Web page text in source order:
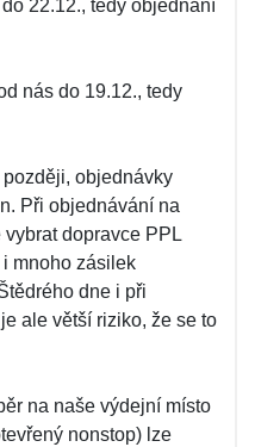
22.12., tedy objednání
nás do 19.12., tedy
objednávky
Při objednávání na
dopravce PPL
mnoho zásilek
dne i při
ale větší riziko, že se to
na naše výdejní místo
nonstop) lze